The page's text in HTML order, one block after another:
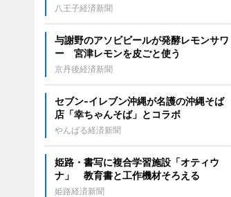
八王子経済新聞
与謝野のアソビビールが発酵レモンサワ
ー 宮津レモンを皮ごと使う
京丹後経済新聞
セブン‐イレブン沖縄が名護の沖縄そば
店「幸ちゃんそば」とコラボ
やんばる経済新聞
姫路・書写に複合学習施設「オティウ
ナ」 教育書と工作機材そろえる
姫路経済新聞